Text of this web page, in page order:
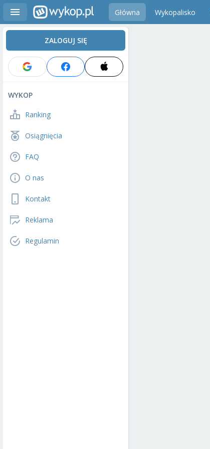
Główna Wykopalisko
ZALOGUJ SIĘ
WYKOP
Ranking
Osiągnięcia
FAQ
O nas
Kontakt
Reklama
Regulamin